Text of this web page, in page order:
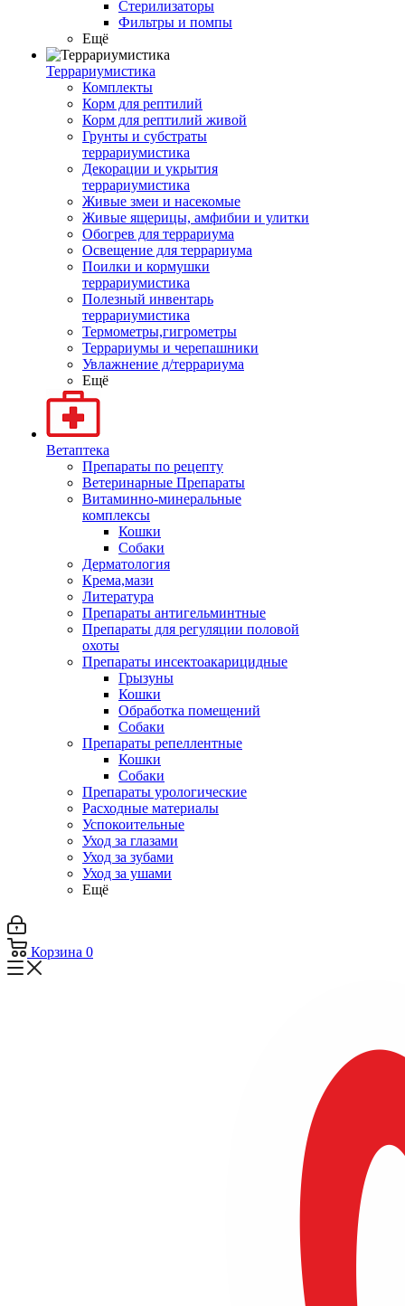
Стерилизаторы
Фильтры и помпы
Ещё
Террариумистика
Комплекты
Корм для рептилий
Корм для рептилий живой
Грунты и субстраты
террариумистика
Декорации и укрытия
террариумистика
Живые змеи и насекомые
Живые ящерицы, амфибии и улитки
Обогрев для террариума
Освещение для террариума
Поилки и кормушки
террариумистика
Полезный инвентарь
террариумистика
Термометры,гигрометры
Террариумы и черепашники
Увлажнение д/террариума
Ещё
Ветаптека
Препараты по рецепту
Ветеринарные Препараты
Витаминно-минеральные
комплексы
Кошки
Собаки
Дерматология
Крема,мази
Литература
Препараты антигельминтные
Препараты для регуляции половой
охоты
Препараты инсектоакарицидные
Грызуны
Кошки
Обработка помещений
Собаки
Препараты репеллентные
Кошки
Собаки
Препараты урологические
Расходные материалы
Успокоительные
Уход за глазами
Уход за зубами
Уход за ушами
Ещё
Корзина 0